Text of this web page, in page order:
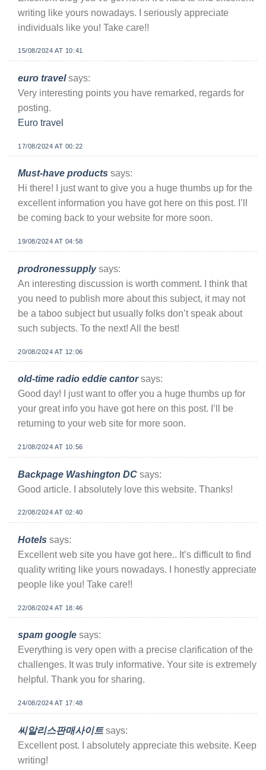
writing like yours nowadays. I seriously appreciate
individuals like you! Take care!!
15/08/2024 AT 10:41
euro travel says:
Very interesting points you have remarked, regards for
posting.
Euro travel
17/08/2024 AT 00:22
Must-have products says:
Hi there! I just want to give you a huge thumbs up for the
excellent information you have got here on this post. I’ll
be coming back to your website for more soon.
19/08/2024 AT 04:58
prodronessupply says:
An interesting discussion is worth comment. I think that
you need to publish more about this subject, it may not
be a taboo subject but usually folks don’t speak about
such subjects. To the next! All the best!
20/08/2024 AT 12:06
old-time radio eddie cantor says:
Good day! I just want to offer you a huge thumbs up for
your great info you have got here on this post. I’ll be
returning to your web site for more soon.
21/08/2024 AT 10:56
Backpage Washington DC says:
Good article. I absolutely love this website. Thanks!
22/08/2024 AT 02:40
Hotels says:
Excellent web site you have got here.. It’s difficult to find
quality writing like yours nowadays. I honestly appreciate
people like you! Take care!!
22/08/2024 AT 18:46
spam google says:
Everything is very open with a precise clarification of the
challenges. It was truly informative. Your site is extremely
helpful. Thank you for sharing.
24/08/2024 AT 17:48
씨알리스판매사이트 says:
Excellent post. I absolutely appreciate this website. Keep
writing!